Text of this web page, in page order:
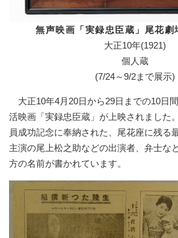
無声映画「実録忠臣蔵」尾花劇
大正10年(1921)
個人蔵
(7/24～9/2まで展示)
大正10年4月20日から29日までの10日
活映画「実録忠臣蔵」が上映されました
員成功記念に奉納された、尾花座に残る
主演の尾上松之助などの出演者、弁士な
方の名前が書かれています。